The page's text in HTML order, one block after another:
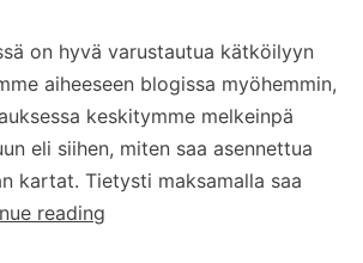
on hyvä varustautua kätköilyyn
aiheeseen blogissa myöhemmin,
keskitymme melkeinpä
eli siihen, miten saa asennettua
kartat. Tietysti maksamalla saa
reading